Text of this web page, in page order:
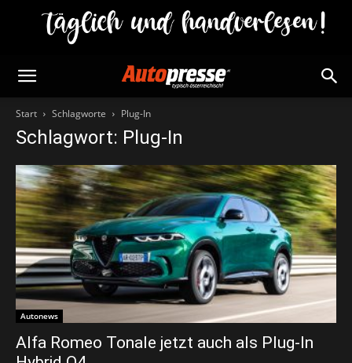
Start Schlagworte Plug-In
Schlagwort: Plug-In
Autonews
Alfa Romeo Tonale jetzt auch als Plug-In